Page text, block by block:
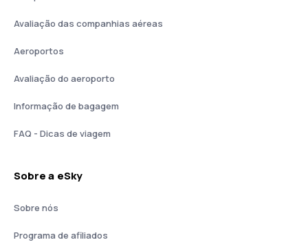
Avaliação das companhias aéreas
Aeroportos
Avaliação do aeroporto
Informação de bagagem
FAQ - Dicas de viagem
Sobre a eSky
Sobre nós
Programa de afiliados